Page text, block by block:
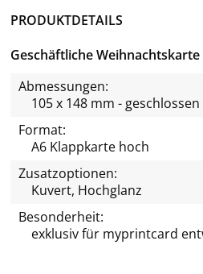
PRODUKTDETAILS
Geschäftliche
Abmessungen:
105 x 148 mm - geschlossen
Format:
A6 Klappkarte hoch
Zusatzoptionen:
Kuvert, Hochglanz
Besonderheit:
exklusiv für myprintcard